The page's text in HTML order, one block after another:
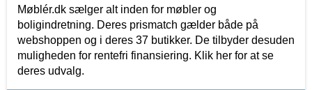
Møblér.dk sælger alt inden for møbler og
boligindretning. Deres prismatch gælder både på
webshoppen og i deres 37 butikker. De tilbyder desuden
muligheden for rentefri finansiering. Klik her for at se
deres udvalg.